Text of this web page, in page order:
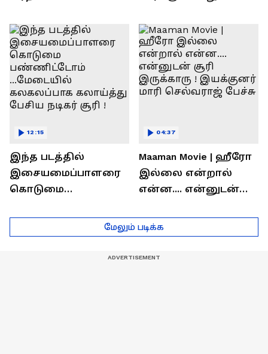
ரொக்கம் எவ்வளவு
தெரியுமா?
இருக்கிறது !
லோகேஷ் கனகராஜ்
பேச்சு !
இந்த படத்தில்
இசையமைப்பாளரை
கொடுமை
...மேடையில்
கலகலப்பாக
12:15
Maaman Movie | ஹீரோ
இல்லை என்றால்
என்ன.... என்னுடன்
இயக்குனர் மாரி
செல்வராஜ் பேச்சு
04:37
மேலும் படிக்க